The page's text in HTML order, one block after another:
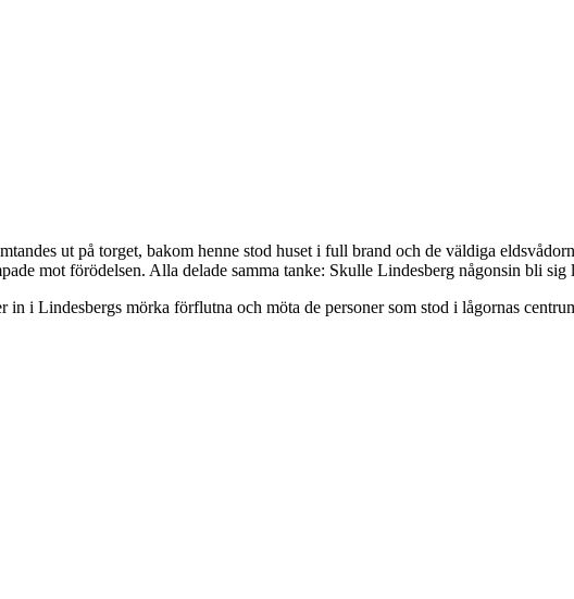
ut på torget, bakom henne stod huset i full brand och de väldiga
mot förödelsen. Alla delade samma tanke: Skulle Lindesberg någonsin bli sig
in i Lindesbergs mörka förflutna och möta de personer som stod i lågornas